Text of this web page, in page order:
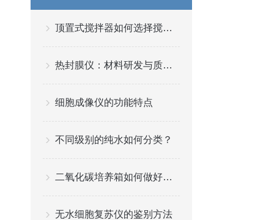
顶置式搅拌器如何选择搅拌桨
热封膜仪：材料研发与质量检测的精准“标尺”
细胞成像仪的功能特点
不同级别的纯水如何分类？
二氧化碳培养箱如何做好维护工作
无水细胞复苏仪的鉴别方法